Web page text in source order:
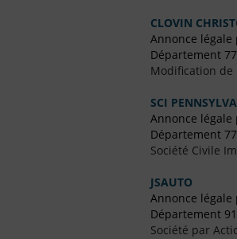
CLOVIN
Annonce légale
Département
Modification de
SCI
Annonce légale
Département
Société Civile
JSAUTO
Annonce
Département
Société par